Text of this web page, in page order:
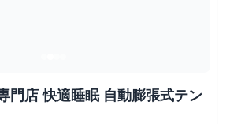
門店 快適睡眠 自動膨張式テン